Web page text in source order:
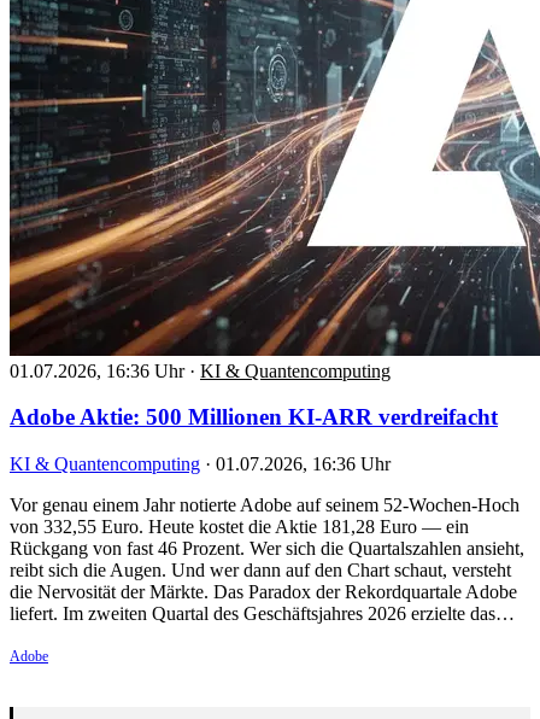
01.07.2026, 16:36 Uhr · KI & Quantencomputing
Adobe Aktie: 500 Millionen KI-ARR verdreifacht
KI & Quantencomputing · 01.07.2026, 16:36 Uhr
Vor genau einem Jahr notierte Adobe auf seinem 52-Wochen-Hoch
von 332,55 Euro. Heute kostet die Aktie 181,28 Euro — ein
Rückgang von fast 46 Prozent. Wer sich die Quartalszahlen ansieht,
reibt sich die Augen. Und wer dann auf den Chart schaut, versteht
die Nervosität der Märkte. Das Paradox der Rekordquartale Adobe
liefert. Im zweiten Quartal des Geschäftsjahres 2026 erzielte das…
Adobe